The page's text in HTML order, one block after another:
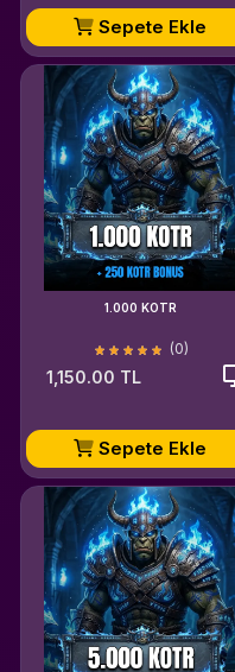
Sepete Ekle
1.000 KOTR
(0)
1,150.00 TL
Sepete Ekle